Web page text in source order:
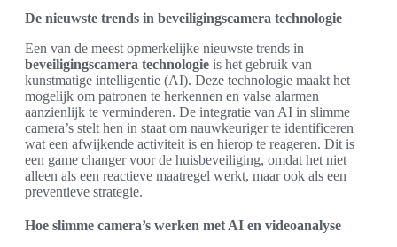
De nieuwste trends in beveiligingscamera technologie
Een van de meest opmerkelijke nieuwste trends in
beveiligingscamera technologie is het gebruik van
kunstmatige intelligentie (AI). Deze technologie maakt het
mogelijk om patronen te herkennen en valse alarmen
aanzienlijk te verminderen. De integratie van AI in slimme
camera’s stelt hen in staat om nauwkeuriger te identificeren
wat een afwijkende activiteit is en hierop te reageren. Dit is
een game changer voor de huisbeveiliging, omdat het niet
alleen als een reactieve maatregel werkt, maar ook als een
preventieve strategie.
Hoe slimme camera’s werken met AI en videoanalyse